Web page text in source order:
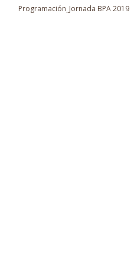
Programación_Jornada BPA 2019